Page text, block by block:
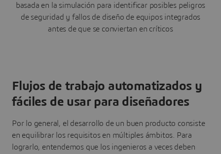
basada en la simulación para identificar posibles peligros
de seguridad y fallos de diseño de equipos integrados
antes de que se conviertan en críticos
Flujos de trabajo automatizados y
fáciles de usar para diseñadores
Por lo general, el desarrollo de un buen producto consiste
en equilibrar los requisitos en múltiples ámbitos. Para
lograrlo, entendemos que los ingenieros a veces deben